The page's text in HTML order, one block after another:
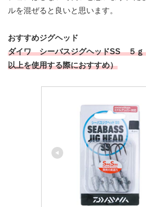
ルを混ぜると良いと思います。
おすすめジグヘッド
ダイワ シーバスジグヘッドSS
５ｇ
以上を使用する際におすすめ）